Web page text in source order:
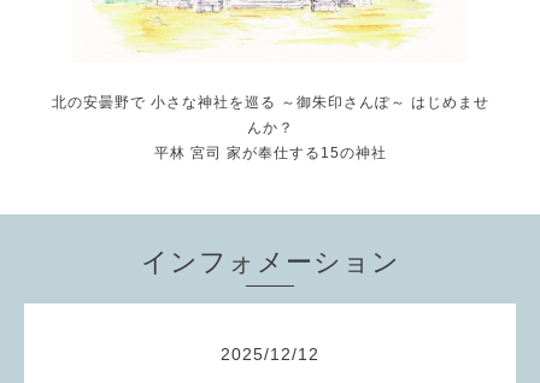
北の安曇野で 小さな神社を巡る ～御朱印さんぽ～ はじめませ
んか？
平林 宮司 家が奉仕する15の神社
インフォメーション
2025/12/12